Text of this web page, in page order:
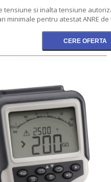
si inalta tensiune
minimale pentru atestat ANRE de